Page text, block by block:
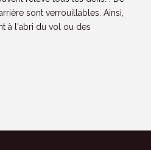
sont verrouillables. Ainsi,
à l'abri du vol ou des